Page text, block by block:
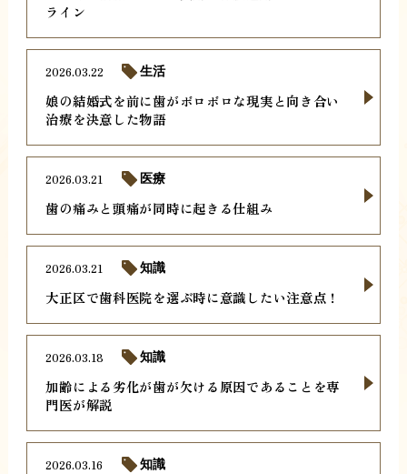
ライン
娘の結婚式を前に歯がボロボロな現実と向き合い
治療を決意した物語
2026.03.22 生活
歯の痛みと頭痛が同時に起きる仕組み
2026.03.21 医療
大正区で歯科医院を選ぶ時に意識したい注意点！
2026.03.21 知識
加齢による劣化が歯が欠ける原因であることを専
門医が解説
2026.03.18 知識
2026.03.16 知識